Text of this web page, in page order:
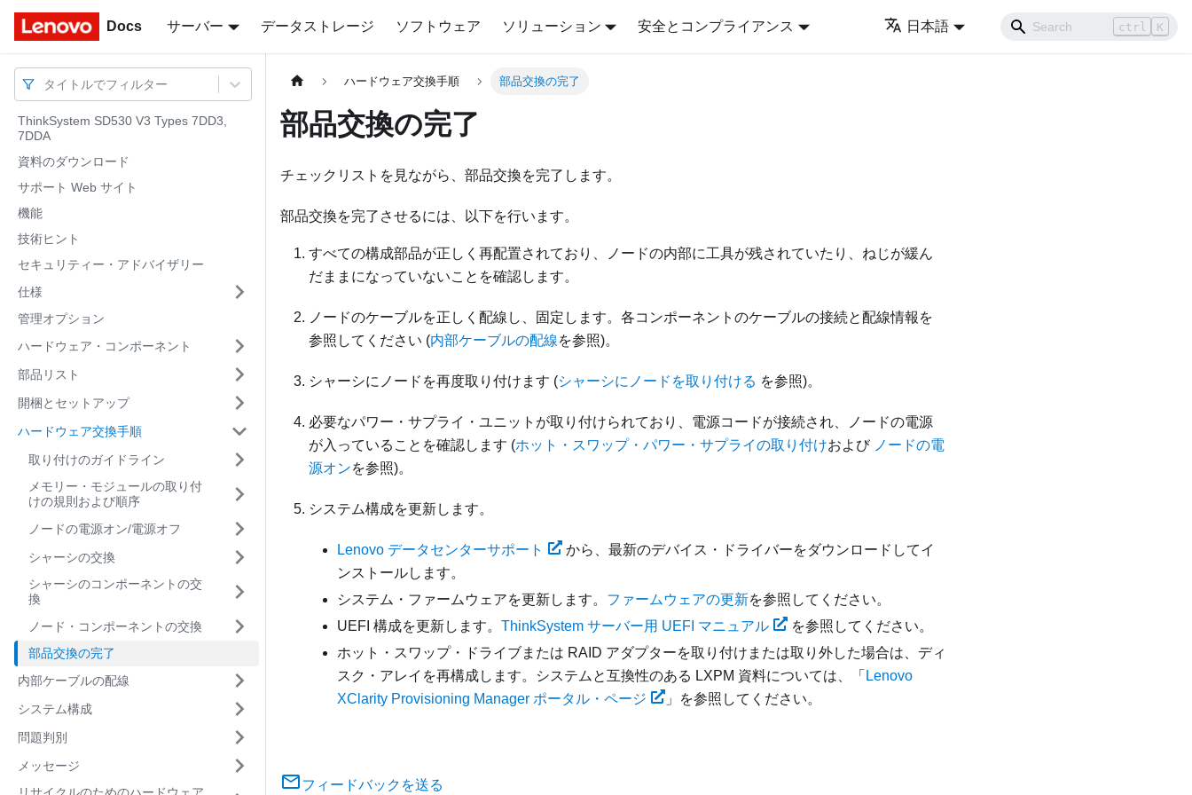
Docs サーバー データストレージ ソフトウェア ソリューション 安全とコンプライアンス 日本語 ctrl K
Docs
タイトルでフィルター
ThinkSystem SD530 V3 Types 7DD3,
7DDA
資料のダウンロード
サポート Web サイト
機能
技術ヒント
セキュリティー・アドバイザリー
仕様
管理オプション
ハードウェア・コンポーネント
部品リスト
開梱とセットアップ
ハードウェア交換手順
取り付けのガイドライン
メモリー・モジュールの取り付
けの規則および順序
ノードの電源オン/電源オフ
シャーシの交換
シャーシのコンポーネントの交
換
ノード・コンポーネントの交換
部品交換の完了
内部ケーブルの配線
システム構成
問題判別
メッセージ
ハードウェア交換手順 部品交換の完了
部品交換の完了
チェックリストを見ながら、部品交換を完了します。
部品交換を完了させるには、以下を行います。
すべての構成部品が正しく再配置されており、ノードの内部に工具が残されていたり、ねじが緩ん
だままになっていないことを確認します。
ノードのケーブルを正しく配線し、固定します。各コンポーネントのケーブルの接続と配線情報を
参照してください (内部ケーブルの配線を参照)。
シャーシにノードを再度取り付けます (シャーシにノードを取り付ける を参照)。
必要なパワー・サプライ・ユニットが取り付けられており、電源コードが接続され、ノードの電源
が入っていることを確認します (ホット・スワップ・パワー・サプライの取り付けおよび ノードの電
源オンを参照)。
システム構成を更新します。
Lenovo データセンターサポート
から、最新のデバイス・ドライバーをダウンロードしてイ
ンストールします。
システム・ファームウェアを更新します。 ファームウェアの更新を参照してください。
UEFI 構成を更新します。 ThinkSystem サーバー用 UEFI マニュアル
を参照してください。
ホット・スワップ・ドライブまたは RAID アダプターを取り付けまたは取り外した場合は、ディ
スク・アレイを再構成します。システムと互換性のある LXPM 資料については、「 Lenovo
XClarity Provisioning Manager ポータル・ページ
」を参照してください。
フィードバックを送る